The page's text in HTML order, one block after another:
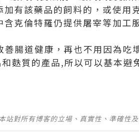
有該藥品的飼料的，或使用
克倫特羅仍提供屠宰等加工
善腸道健康，再也不用因為吃
麩質的產品,所以可以基本避
對所有博客的立場、真實性、準確性